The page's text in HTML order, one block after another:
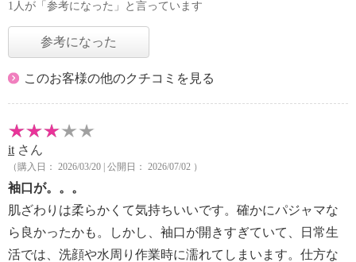
1人が「参考になった」と言っています
参考になった
このお客様の他のクチコミを見る
it さん
（購入日： 2026/03/20 | 公開日： 2026/07/02 ）
袖口が。。。
肌ざわりは柔らかくて気持ちいいです。確かにパジャマな
ら良かったかも。しかし、袖口が開きすぎていて、日常生
活では、洗顔や水周り作業時に濡れてしまいます。仕方な